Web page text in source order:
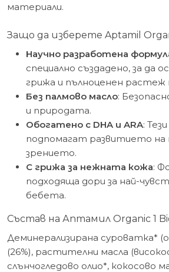
материали.
Защо да изберете Aptamil
Научно разработена
специално създадено, за да
грижа и пълноценен
Без палмово масло:
и природата.
Обогатено с DHA и ARA:
подпомагат развитието на
зрението.
С грижа за нежната кожа:
подходяща дори за най-
бебета.
Състав на Аптамил Organic 1
Деминерализирана суроватка*
(26%), растителни масла
слънчогледово олио*, кокосово